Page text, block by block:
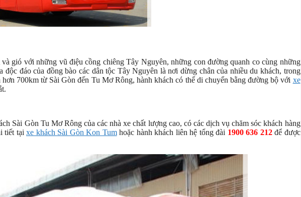
gió với những vũ điệu cồng chiêng Tây Nguyên, những con đường quanh co cùng những
đáo của đồng bào các dân tộc Tây Nguyên là nơi dừng chân của nhiều du khách, trong
700km từ Sài Gòn đến Tu Mơ Rông, hành khách có thể di chuyển bằng đường bộ với xe
Sài Gòn Tu Mơ Rông của các nhà xe chất lượng cao, có các dịch vụ chăm sóc khách hàng
tiết tạixe khách Sài Gòn Kon Tumhoặc hành khách liên hệ tổng đài 1900 636 212để được